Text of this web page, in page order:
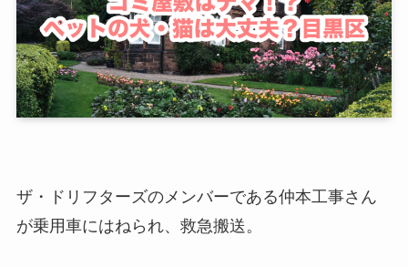
ザ・ドリフターズのメンバーである仲本工事さん
が乗用車にはねられ、救急搬送。